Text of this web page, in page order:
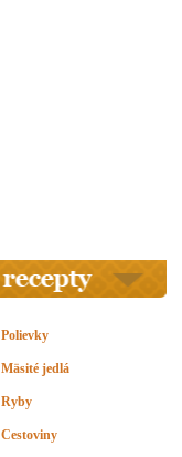
Polievky
Mäsité jedlá
Ryby
Cestoviny